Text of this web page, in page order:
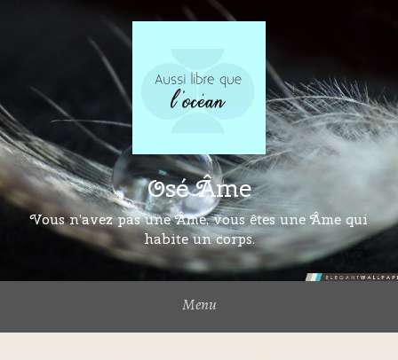
Osé Âme
Vous n’avez pas une Âme, vous êtes une Âme qui
habite un corps.
Menu